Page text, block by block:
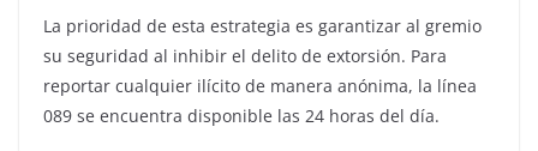
La prioridad de esta estrategia es garantizar al gremio
su seguridad al inhibir el delito de extorsión. Para
reportar cualquier ilícito de manera anónima, la línea
089 se encuentra disponible las 24 horas del día.